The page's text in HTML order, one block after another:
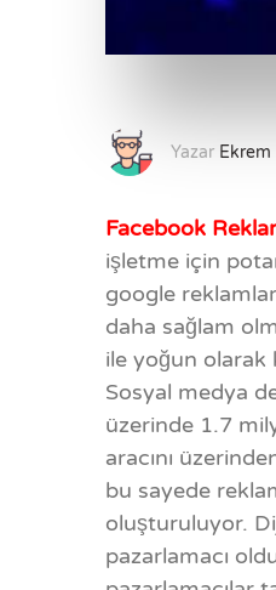
Yazar Ekrem
Facebook
işletme için
google
daha sağlam
ile yoğun olarak
Sosyal medya
üzerinde 1.7
aracını
bu sayede
oluşturuluyor.
pazarlamacı